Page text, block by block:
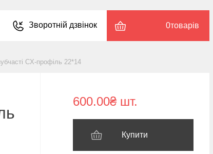
Зворотній дзвінок 0товарів
CX-профіль 22*14
600.00₴ шт.
Купити